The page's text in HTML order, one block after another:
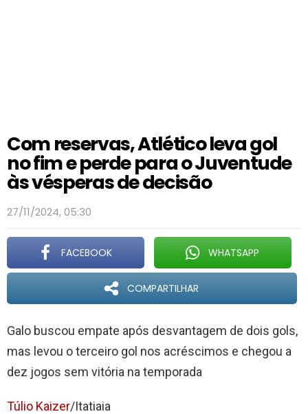
Com reservas, Atlético leva gol
no fim e perde para o Juventude
às vésperas de decisão
27/11/2024, 05:30
FACEBOOK WHATSAPP
COMPARTILHAR
Galo buscou empate após desvantagem de dois gols,
mas levou o terceiro gol nos acréscimos e chegou a
dez jogos sem vitória na temporada
Túlio Kaizer/Itatiaia